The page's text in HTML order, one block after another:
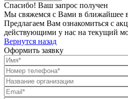
Спасибо! Ваш запрос получен
Мы свяжемся с Вами в ближайшее
Предлагаем Вам ознакомиться с
действующими у нас на текущий
Вернутся назад
Оформить заявку